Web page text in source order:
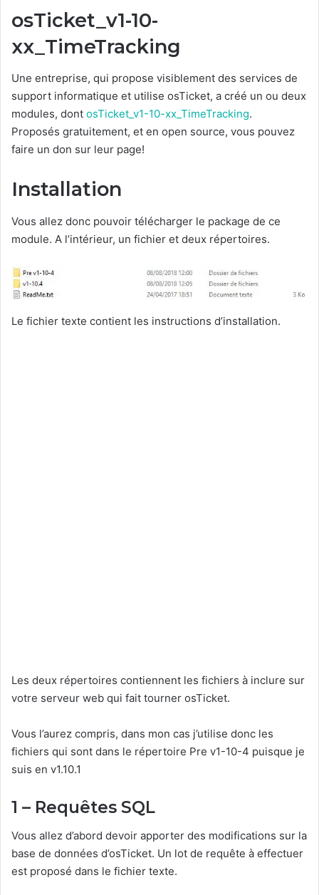
osTicket_v1-10-
xx_TimeTracking
Une entreprise, qui propose visiblement des services de
support informatique et utilise osTicket, a créé un ou deux
modules, dont osTicket_v1-10-xx_TimeTracking.
Proposés gratuitement, et en open source, vous pouvez
faire un don sur leur page!
Installation
Vous allez donc pouvoir télécharger le package de ce
module. A l’intérieur, un fichier et deux répertoires.
Le fichier texte contient les instructions d’installation.
Les deux répertoires contiennent les fichiers à inclure sur
votre serveur web qui fait tourner osTicket.
Vous l’aurez compris, dans mon cas j’utilise donc les
fichiers qui sont dans le répertoire Pre v1-10-4 puisque je
suis en v1.10.1
1 – Requêtes SQL
Vous allez d’abord devoir apporter des modifications sur la
base de données d’osTicket. Un lot de requête à effectuer
est proposé dans le fichier texte.